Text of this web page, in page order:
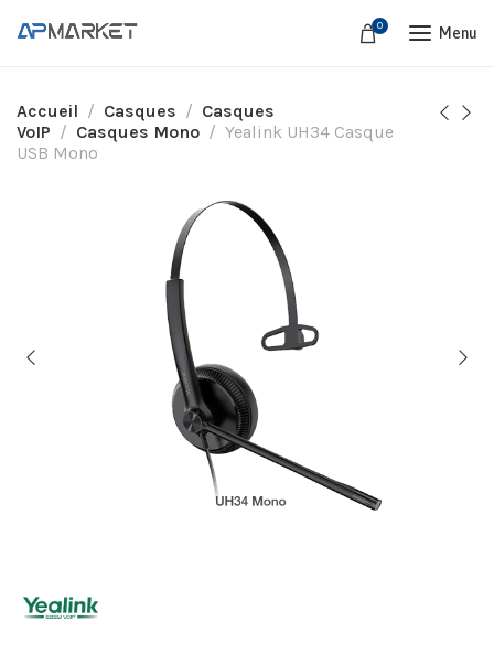
0 Menu
Accueil Casques
Casques
VoIP
Casques Mono
Yealink UH34 Casque
USB Mono